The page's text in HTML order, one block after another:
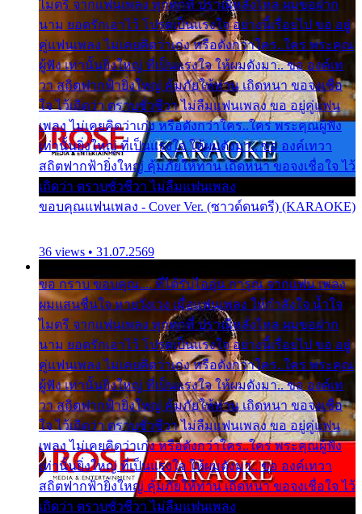
ไมตรี จากแฟนเพลง ทุกทุกที่ ปราณีหลั่งไหล ผมขอฝาก
นาม ยอดรักเอาไว้ โปรดเป็นแรงใจ อย่างนี้เรื่อยไป ขอ อยู่
คู่แฟนเพลง ไม่เคยคิดว่าเก่ง หรือดังกว่าใคร..ใคร พระคุณ
ผู้ฟัง เท่านั้นยิ่งใหญ่ ที่เป็นแรงใจ ให้ผมดังมา.. ขอ องค์เท
วา สถิตฟากฟ้ายิ่งใหญ่ คุ้มภัยให้ท่าน เถิดหนา ขอจงเชื่อ
ใจ ไว้เถิดว่า ตราบชั่วชีวา ไม่ลืมแฟนเพลง ขอ อยู่คู่แฟน
เพลง ไม่เคยคิดว่าเก่ง หรือดังกว่าใคร..ใคร พระคุณผู้ฟัง
เท่านั้นยิ่งใหญ่ ที่เป็นแรงใจ ให้ผมดังมา.. ขอ องค์เทวา
สถิตฟากฟ้ายิ่งใหญ่ คุ้มภัยให้ท่าน เถิดหนา ขอจงเชื่อใจ ไว้
เถิดว่า ตราบชั่วชีวา ไม่ลืมแฟนเพลง
ขอบคุณแฟนเพลง - Cover Ver. (ซาวด์ดนตรี) (KARAOKE)
36 views • 31.07.2569
ขอ กราบ ขอบคุณ.... ที่ได้รับไออุ่น การุณ จากแฟน เพลง
ผมแสนชื่นใจ หายวังเวง เมื่อแฟนเพลง ให้กำลังใจ น้ำใจ
ไมตรี จากแฟนเพลง ทุกทุกที่ ปราณีหลั่งไหล ผมขอฝาก
นาม ยอดรักเอาไว้ โปรดเป็นแรงใจ อย่างนี้เรื่อยไป ขอ อยู่
คู่แฟนเพลง ไม่เคยคิดว่าเก่ง หรือดังกว่าใคร..ใคร พระคุณ
ผู้ฟัง เท่านั้นยิ่งใหญ่ ที่เป็นแรงใจ ให้ผมดังมา.. ขอ องค์เท
วา สถิตฟากฟ้ายิ่งใหญ่ คุ้มภัยให้ท่าน เถิดหนา ขอจงเชื่อ
ใจ ไว้เถิดว่า ตราบชั่วชีวา ไม่ลืมแฟนเพลง ขอ อยู่คู่แฟน
เพลง ไม่เคยคิดว่าเก่ง หรือดังกว่าใคร..ใคร พระคุณผู้ฟัง
เท่านั้นยิ่งใหญ่ ที่เป็นแรงใจ ให้ผมดังมา.. ขอ องค์เทวา
สถิตฟากฟ้ายิ่งใหญ่ คุ้มภัยให้ท่าน เถิดหนา ขอจงเชื่อใจ ไว้
เถิดว่า ตราบชั่วชีวา ไม่ลืมแฟนเพลง